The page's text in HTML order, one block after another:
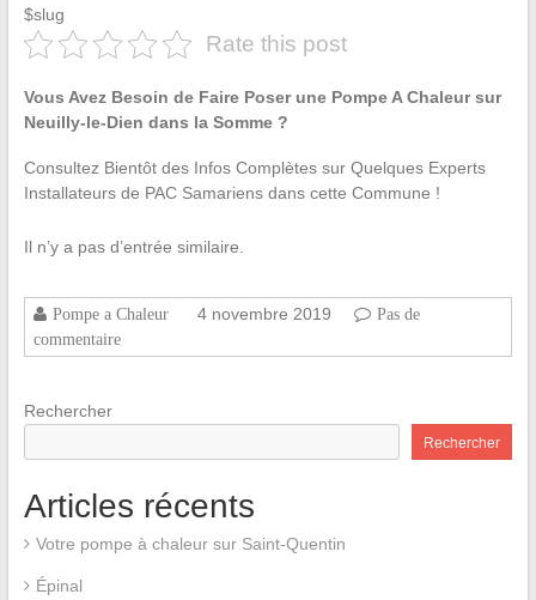
$slug
Rate this post
Vous Avez Besoin de Faire Poser une Pompe A Chaleur sur
Neuilly-le-Dien dans la Somme ?
Consultez Bientôt des Infos Complètes sur Quelques Experts
Installateurs de PAC Samariens dans cette Commune !
Il n’y a pas d’entrée similaire.
Pompe a Chaleur 4 novembre 2019
Pas de
commentaire
Rechercher
Rechercher
Articles récents
Votre pompe à chaleur sur Saint-Quentin
Épinal